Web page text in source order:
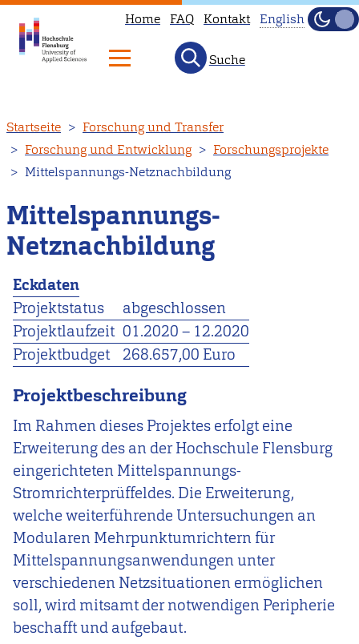
zum
Inhalt
Home FAQ Kontakt
available
English
Hell
Suche
Startseite
Forschung und Transfer
Forschung und Entwicklung
Forschungsprojekte
Mittelspannungs-Netznachbildung
Mittelspannungs-
Netznachbildung
Eckdaten
Projektstatus
abgeschlossen
Projektlaufzeit 01.2020 – 12.2020
Projektbudget
268.657,00 Euro
Projektbeschreibung
Im Rahmen dieses Projektes erfolgt eine
Erweiterung des an der Hochschule Flensburg
eingerichteten Mittelspannungs-
Stromrichterprüffeldes. Die Erweiterung,
welche weiterführende Untersuchungen an
Modularen Mehrpunktumrichtern für
Mittelspannungsanwendungen unter
verschiedenen Netzsituationen ermöglichen
soll, wird mitsamt der notwendigen Peripherie
beschafft und aufgebaut.